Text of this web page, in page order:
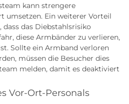
kann strengere
umsetzen. Ein weiterer Vorteil
das Diebstahlsrisiko
diese Armbänder zu verlieren,
Sollte ein Armband verloren
müssen die Besucher dies
melden, damit es deaktiviert
Vor-Ort-Personals